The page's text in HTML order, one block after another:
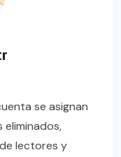
se asignan
eliminados,
lectores y